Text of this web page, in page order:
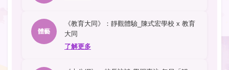
體藝
《教育大同》：靜觀體驗_陳式宏學校 x 教育
大同
了解更多